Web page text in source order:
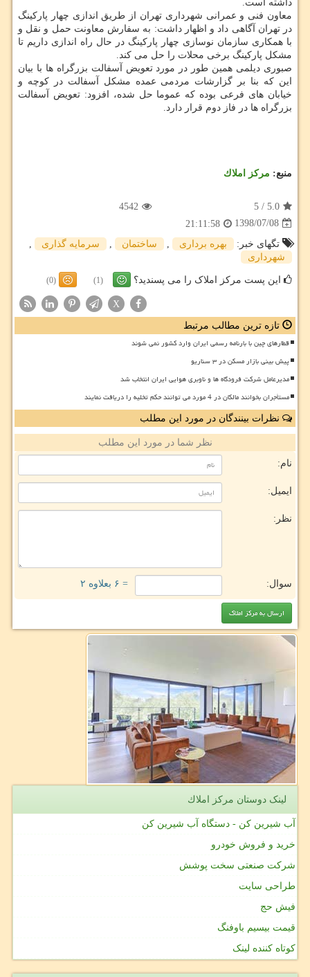
داشته است.
معاون فنی و عمرانی شهرداری تهران از طریق اندازی چهار پاركینگ
در تهران آگاهی داد و اظهار داشت: به سفارش معاونت حمل و نقل و
با همكاری سازمان نوسازی چهار پاركینگ در حال راه اندازی داریم تا
مشكل پاركینگ برخی محلات را حل می كند.
صبوری دیلمی همین طور در مورد تعویض آسفالت بزرگراه ها با بیان
این كه بنا بر گزارشات مردمی عمده مشكل آسفالت در كوچه و
خیابان های فرعی بوده كه عموما حل شده، افزود: تعویض آسفالت
بزرگراه ها در فاز دوم قرار دارد.
منبع: مركز املاك
5.0
/
5
4542
1398/07/08
21:11:58
تگهای خبر:
بهره برداری , ساختمان , سرمایه گذاری
,
شهرداری
این پست مرکز املاک را می پسندید؟ (1)
(0)
X
تازه ترین مطالب مرتبط
قطارهای چین با بارنامه رسمی ایران وارد کشور نمی شوند
پیش بینی بازار مسکن در ۳ سناریو
مدیرعامل شرکت فرودگاه ها و ناوبری هوایی ایران انتخاب شد
مستأجران بخوانند مالکان در 4 مورد می توانند حکم تخلیه را دریافت نمایند
نظرات بینندگان در مورد این مطلب
نظر شما در مورد این مطلب
نام:
ایمیل:
نظر:
سوال: = ۶ بعلاوه ۲
لینک دوستان مركز املاك
آب شیرین کن - دستگاه آب شیرین کن
خرید و فروش خودرو
شرکت صنعتی سخت پوشش
طراحی سایت
فیش حج
قیمت بیسیم باوفنگ
کوتاه کننده لینک